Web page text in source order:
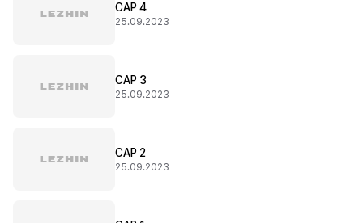
CAP 4
25.09.2023
CAP 3
25.09.2023
CAP 2
25.09.2023